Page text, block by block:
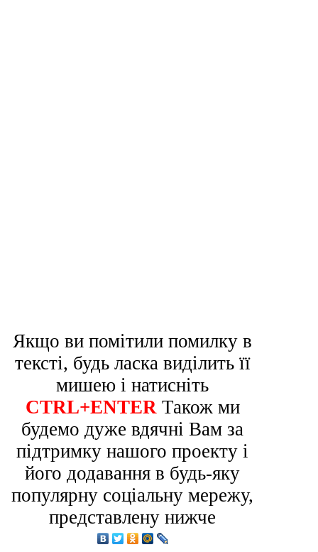
Якщо ви помітили помилку в
тексті, будь ласка виділить її
мишею і натисніть
CTRL+ENTER Також ми
будемо дуже вдячні Вам за
підтримку нашого проекту і
його додавання в будь-яку
популярну соціальну мережу,
представлену нижче